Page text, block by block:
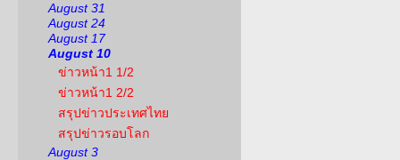
August 31
August 24
August 17
August 10
ข่าวหน้า1 1/2
ข่าวหน้า1 2/2
สรุปข่าวประเทศไทย
สรุปข่าวรอบโลก
August 3